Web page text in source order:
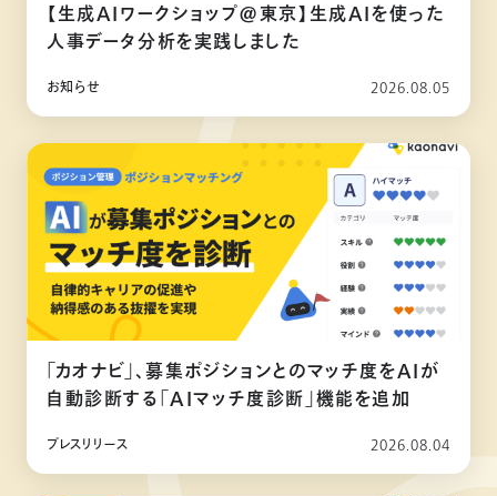
【生成AIワークショップ@東京】生成AIを使った
人事データ分析を実践しました
お知らせ 2026.08.05
「カオナビ」、募集ポジションとのマッチ度をAIが
自動診断する「AIマッチ度診断」機能を追加
プレスリリース 2026.08.04